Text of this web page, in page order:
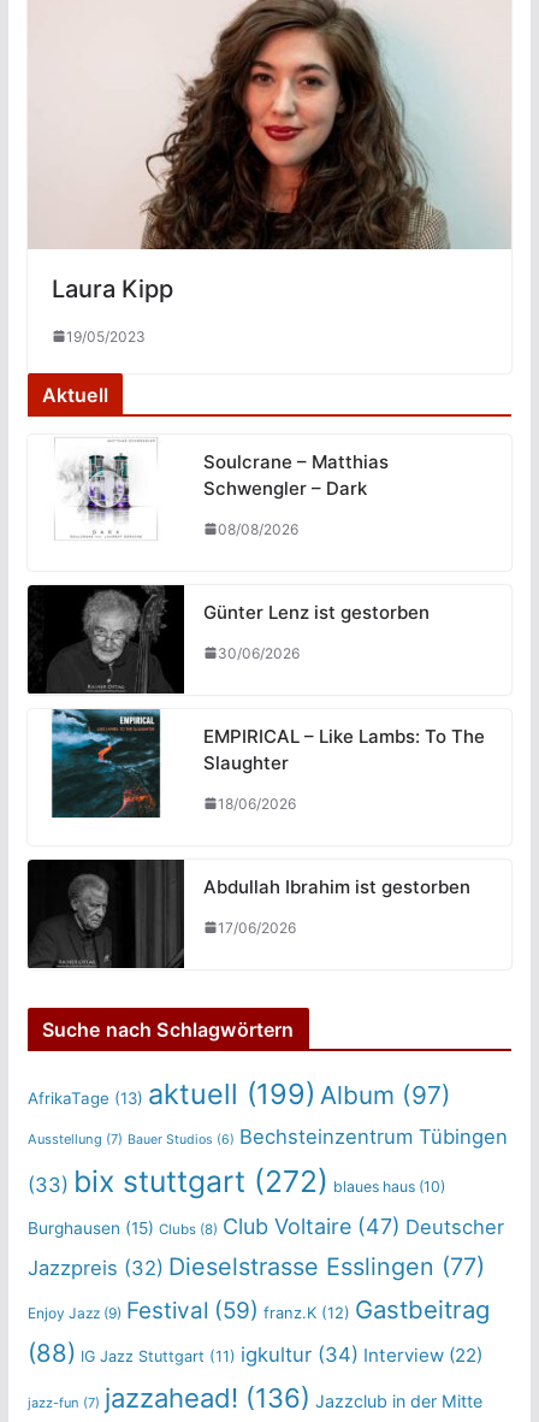
Laura Kipp
19/05/2023
Aktuell
Soulcrane – Matthias
Schwengler – Dark
08/08/2026
Günter Lenz ist gestorben
30/06/2026
EMPIRICAL – Like Lambs: To The
Slaughter
18/06/2026
Abdullah Ibrahim ist gestorben
17/06/2026
Suche nach Schlagwörtern
AfrikaTage (13) aktuell (199) Album (97)
Ausstellung (7) Bauer Studios (6) Bechsteinzentrum Tübingen
(33) bix stuttgart (272) blaues haus(10)
Burghausen (15) Clubs(8) Club Voltaire(47) Deutscher
Jazzpreis (32) Dieselstrasse Esslingen (77)
Enjoy Jazz(9) Festival (59) franz.K(12) Gastbeitrag
(88) IG Jazz Stuttgart (11) igkultur(34) Interview(22)
jazz-fun (7) jazzahead! (136) Jazzclub in der Mitte